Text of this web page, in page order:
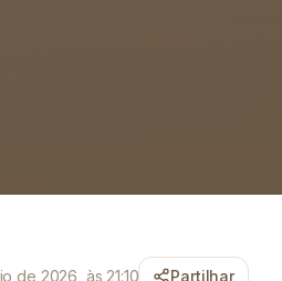
de 2026, às 21:10 Partilhar